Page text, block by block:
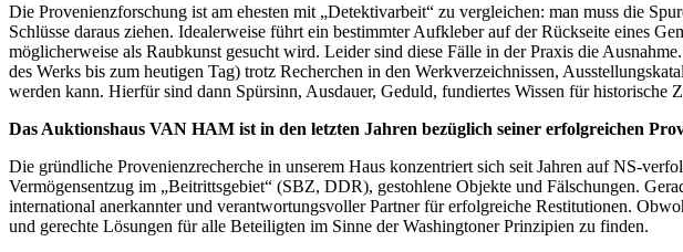
Die Provenienzforschung ist am ehesten mit „Detektivarbeit“ zu vergleichen: man muss die
Schlüsse daraus ziehen. Idealerweise führt ein bestimmter Aufkleber auf der Rückseite eines
möglicherweise als Raubkunst gesucht wird. Leider sind diese Fälle in der Praxis die
des Werks bis zum heutigen Tag) trotz Recherchen in den Werkverzeichnissen,
werden kann. Hierfür sind dann Spürsinn, Ausdauer, Geduld, fundiertes Wissen für
Das Auktionshaus VAN HAM ist in den letzten Jahren bezüglich seiner erfolgreichen
Die gründliche Provenienzrecherche in unserem Haus konzentriert sich seit Jahren auf NS-
Vermögensentzug im „Beitrittsgebiet“ (SBZ, DDR), gestohlene Objekte und Fälschungen.
international anerkannter und verantwortungsvoller Partner für erfolgreiche Restitutionen.
und gerechte Lösungen für alle Beteiligten im Sinne der Washingtoner Prinzipien zu finden.